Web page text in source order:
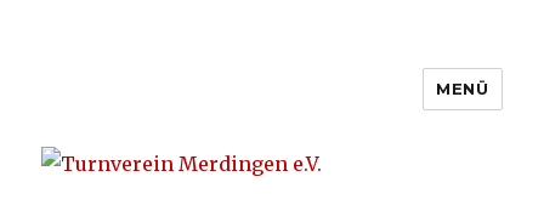
Turnverein Merdingen e.V.
MENÜ